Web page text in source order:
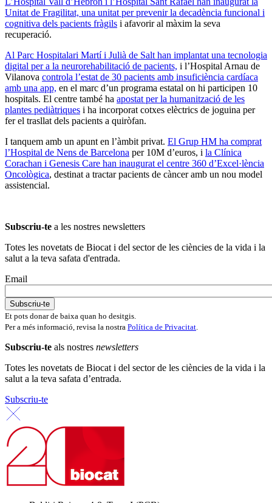
Unitat de Fragilitat, una unitat per prevenir la decadència funcional i
cognitiva dels pacients fràgils i afavorir al màxim la seva
recuperació.
Al Parc Hospitalari Martí i Julià de Salt han implantat una tecnologia
digital per a la neurorehabilitació de pacients, i l’Hospital Arnau de
Vilanova controla l’estat de 30 pacients amb insuficiència cardíaca
amb una app, en el marc d’un programa estatal on hi participen 10
hospitals. El centre també ha apostat per la humanització de les
plantes pediàtriques i ha incorporat cotxes elèctrics de joguina per
fer el trasllat dels pacients a quiròfan.
I tanquem amb un apunt en l’àmbit privat. El Grup HM ha comprat
l’Hospital de Nens de Barcelona per 10M d’euros, i la Clínica
Corachan i Genesis Care han inaugurat el centre 360 d’Excel·lència
Oncològica, destinat a tractar pacients de càncer amb un nou model
assistencial.
Subscriu-te a les nostres newsletters
Totes les novetats de Biocat i del sector de les ciències de la vida i la
salut a la teva safata d'entrada.
Email
Et pots donar de baixa quan ho desitgis.
Per a més informació, revisa la nostra Política de Privacitat
Subscriu-te als nostres newsletters
Totes les novetats de Biocat i del sector de les ciències de la vida i la
salut a la teva safata d’entrada.
Subscriu-te